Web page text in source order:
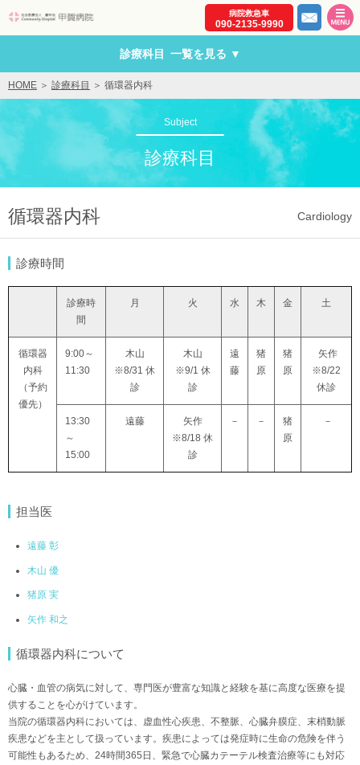
社会医療法人 駿甲会 コミュニティーホスピタル 甲賀病
病院救急車
090-2135-9990
HOME 診療科目 循環器内科
Subject
診療科目
診療科目
循環器内科 Cardiology
診療時間
診療時
間
月 火 水 木 金 土
循環器
内科
（予約
優先）
9:00～
11:30
木山
※8/31 休
診
木山
※9/1 休
診
遠
藤
猪
原
猪
原
矢作
※8/22
休診
13:30
～
15:00
遠藤
矢作
※8/18 休
診
－ －
猪
原
－
担当医
遠藤 彰
木山 優
猪原 実
矢作 和之
循環器内科について
心臓・血管の病気に対して、専門医が豊富な知識と経験を基に高度な医療を提
供することを心がけています。
当院の循環器内科においては、虚血性心疾患、不整脈、心臓弁膜症、末梢動脈
疾患などを主として扱っています。疾患によっては発症時に生命の危険を伴う
可能性もあるため、24時間365日、緊急で心臓カテーテル検査治療等にも対応